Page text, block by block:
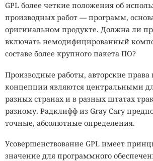
GPL более четкие положения об
производных работ — программ,
оригинальном продукте. Должна ли
включать немодифицированный
составе более крупного пакета ПО?
Производные работы, авторские права
концепции являются центральными
разных странах и в разных штатах
разному. Радклифф из Gray Cary
точные, абсолютные определения.
Усовершенствование GPL имеет
значение для программного